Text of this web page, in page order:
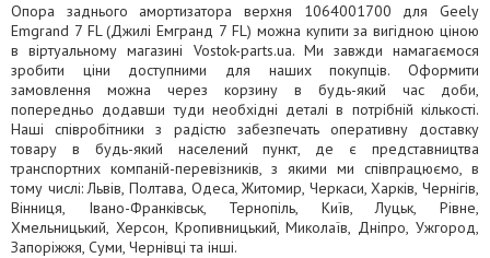
Опора заднього амортизатора верхня 1064001700 для Geely
Emgrand 7 FL (Джилі Емгранд 7 FL) можна купити за вигідною ціною
в віртуальному магазині Vostok-parts.ua. Ми завжди намагаємося
зробити ціни доступними для наших покупців. Оформити
замовлення можна через корзину в будь-який час доби,
попередньо додавши туди необхідні деталі в потрібній кількості.
Наші співробітники з радістю забезпечать оперативну доставку
товару в будь-який населений пункт, де є представництва
транспортних компаній-перевізників, з якими ми співпрацюємо, в
тому числі: Львів, Полтава, Одеса, Житомир, Черкаси, Харків, Чернігів,
Вінниця, Івано-Франківськ, Тернопіль, Київ, Луцьк, Рівне,
Хмельницький, Херсон, Кропивницький, Миколаїв, Дніпро, Ужгород,
Запоріжжя, Суми, Чернівці та інші.